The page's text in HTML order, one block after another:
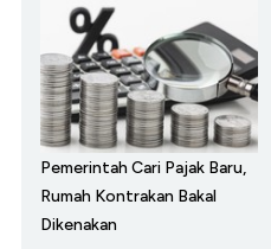
Pemerintah Cari Pajak Baru,
Rumah Kontrakan Bakal
Dikenakan